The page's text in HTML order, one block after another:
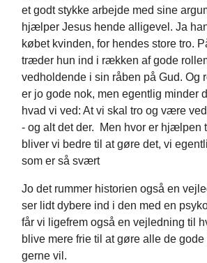
et godt stykke arbejde med sine
hjælper Jesus hende alligevel. Ja
købet kvinden, for hendes store tro.
træder hun ind i rækken af gode
vedholdende i sin råben på Gud. Og
er jo gode nok, men egentlig minder
hvad vi ved: At vi skal tro og være
- og alt det der. Men hvor er hjælpen
bliver vi bedre til at gøre det, vi
som er så svært
Jo det rummer historien også en
ser lidt dybere ind i den med en
får vi ligefrem også en vejledning til
blive mere frie til at gøre alle de gode
gerne vil.